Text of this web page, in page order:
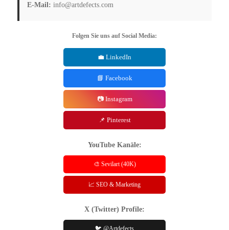
E-Mail: info@artdefects.com
Folgen Sie uns auf Social Media:
💼 LinkedIn
📘 Facebook
📷 Instagram
📌 Pinterest
YouTube Kanäle:
🎨 Sevilart (40K)
📈 SEO & Marketing
X (Twitter) Profile:
🐦 @Artdefects